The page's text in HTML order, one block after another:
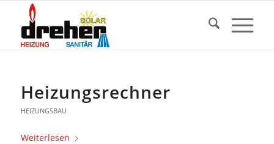
Heizungsrechner
HEIZUNGSBAU
Weiterlesen